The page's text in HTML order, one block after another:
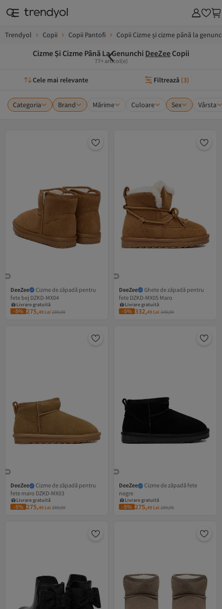
Trendyol Copii Copii Pantofi Copii Cizme și cizme până la
Cizme Și Cizme Până La Genunchi DeeZee Copii
77+ articol(e)
Cele mai relevante Filtrează (3)
Categoria Brand Mărime Culoare Sex Vârsta
DeeZee
Cizme de zăpadă pentru
fete bej DZKD-MX04
Livrare gratuită
13 RON cupon
Livrare gratuită
-5% 275,49 Lei 289,99
DeeZee
Ghete de zăpadă pentru
fete DZKD-MX05 Maro
Livrare gratuită
16 RON cupon
Livrare gratuită
-5% 332,49 Lei 349,99
DeeZee
Cizme de zăpadă pentru
fete maro DZKD-MX03
Livrare gratuită
13 RON cupon
Livrare gratuită
-5% 275,49 Lei 289,99
DeeZee
Cizme de zăpadă fete
negreLivrare gratuită
13 RON cupon
Livrare gratuită
-5% 275,49 Lei 289,99